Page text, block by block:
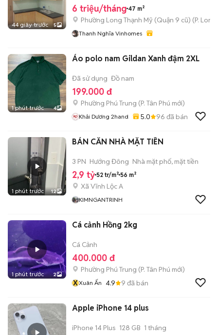
44 giây trước 5
6 triệu/tháng 47 m²
Phường Long Thạnh Mỹ (Quận 9 cũ) (P.
Thanh Nghĩa Vinhomes
1 phút trước 4
Áo polo nam Gildan Xanh đậm 2XL
Đã sử dụng Đồ nam
199.000 đ
Phường Phú Trung (P. Tân Phú mới)
Khải Dương 2hand 5.0 96 đã bán
1 phút trước 12
BÁN CĂN NHÀ MẶT TIỀN
3 PN Hướng Đông Nhà mặt phố, mặt tiền
2,9 tỷ 52 tr/m² 56 m²
Xã Vĩnh Lộc A
KIMNGANTRINH
1 phút trước 2
Cá cảnh Hồng 2kg
Cá Cảnh
400.000 đ
Phường Phú Trung (P. Tân Phú mới)
XXuân Ấn 4.9 9 đã bán
Apple iPhone 14 plus
iPhone 14 Plus 128 GB 1 tháng